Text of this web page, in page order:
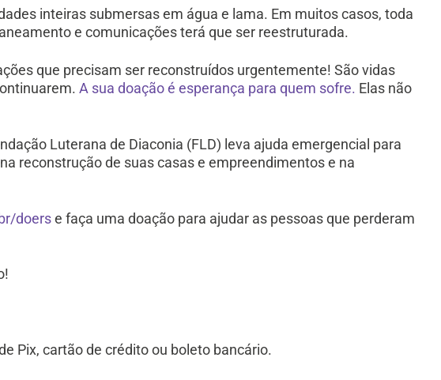
inteiras submersas em água e lama. Em muitos casos, toda
e comunicações terá que ser reestruturada.
que precisam ser reconstruídos urgentemente! São vidas
A sua doação é esperança para quem sofre. Elas não
Luterana de Diaconia (FLD) leva ajuda emergencial para
reconstrução de suas casas e empreendimentos e na
doerse faça uma doação para ajudar as pessoas que perderam
Pix, cartão de crédito ou boleto bancário.